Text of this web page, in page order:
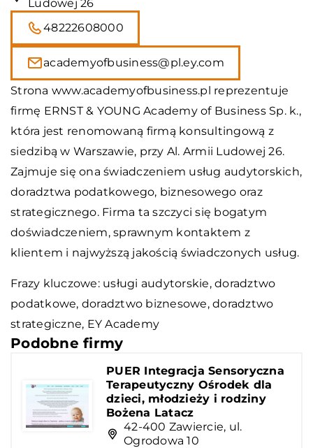
Ludowej 26
48222608000
academyofbusiness@pl.ey.com
Strona www.academyofbusiness.pl reprezentuje
firmę ERNST & YOUNG Academy of Business Sp. k.,
która jest renomowaną firmą konsultingową z
siedzibą w Warszawie, przy Al. Armii Ludowej 26.
Zajmuje się ona świadczeniem usług audytorskich,
doradztwa podatkowego, biznesowego oraz
strategicznego. Firma ta szczyci się bogatym
doświadczeniem, sprawnym kontaktem z
klientem i najwyższą jakością świadczonych usług.
Frazy kluczowe: usługi audytorskie, doradztwo
podatkowe, doradztwo biznesowe, doradztwo
strategiczne, EY Academy
Podobne firmy
PUER Integracja Sensoryczna
Terapeutyczny Ośrodek dla
dzieci, młodzieży i rodziny
Bożena Latacz
42-400 Zawiercie, ul.
Ogrodowa 10